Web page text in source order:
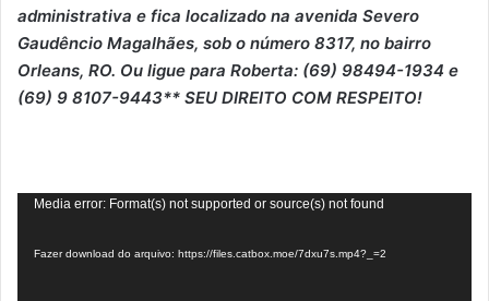
administrativa e fica localizado na avenida Severo
Gaudêncio Magalhães, sob o número 8317, no bairro
Orleans, RO. Ou ligue para Roberta: (69) 98494-1934 e
(69) 9 8107-9443** SEU DIREITO COM RESPEITO!
Tocador
vídeo
Media error: Format(s) not supported or source(s) not found
Fazer download do arquivo: https://files.catbox.moe/7dxu7s.mp4?_=2